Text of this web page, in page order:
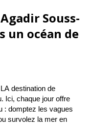
Souss-
un océan de
destination de
Ici, chaque jour offre
: domptez les vagues
survolez la mer en